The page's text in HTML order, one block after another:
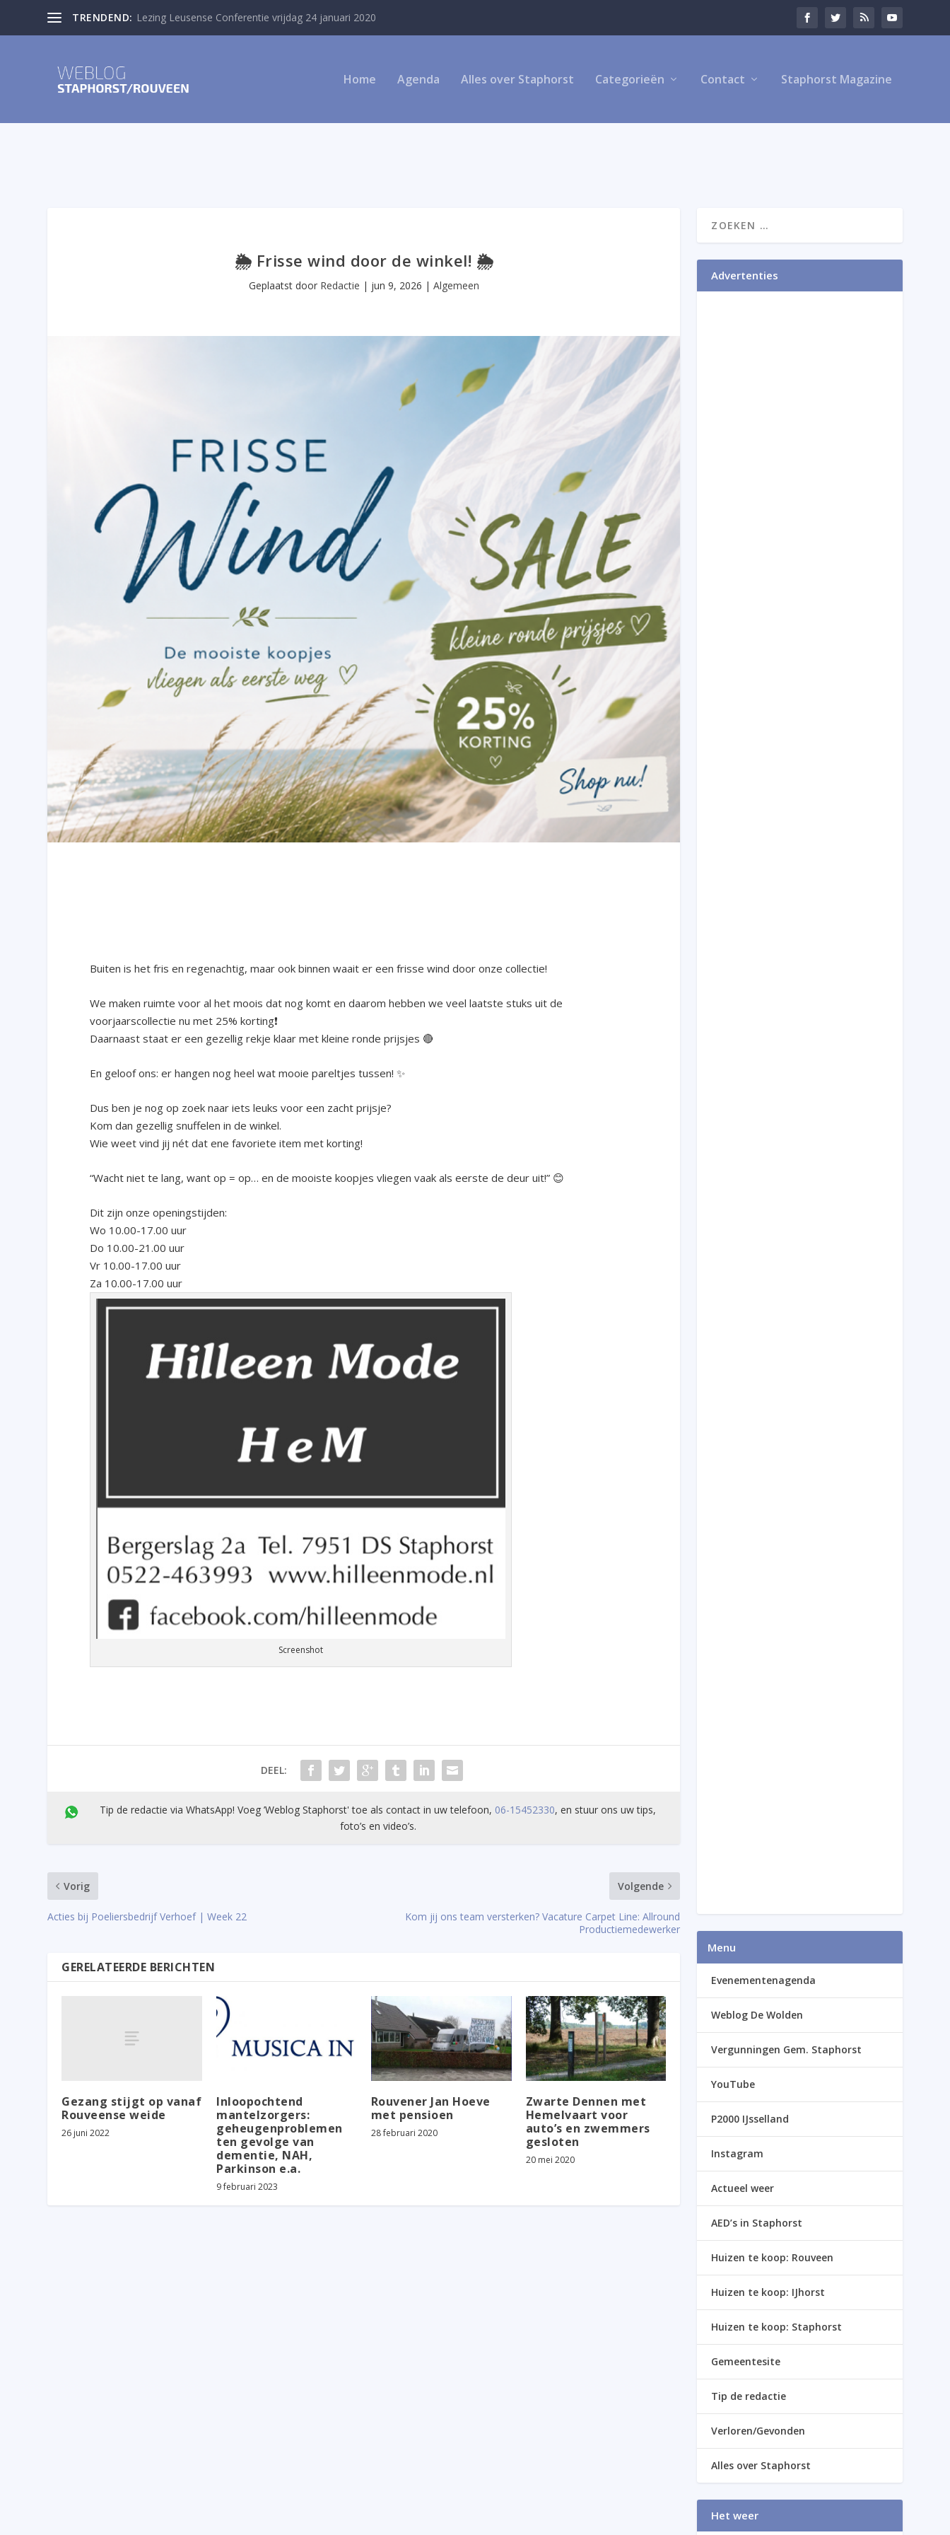
TRENDEND: Lezing Leusense Conferentie vrijdag 24 januari 2020
Home Agenda Alles over Staphorst Categorieën Contact Staphorst Magazine
🌦️ Frisse wind door de winkel! 🌦️
Geplaatst door Redactie | jun 9, 2026 | Algemeen
Buiten is het fris en regenachtig, maar ook binnen waait er een frisse wind door onze collectie!
We maken ruimte voor al het moois dat nog komt en daarom hebben we veel laatste stuks uit de
voorjaarscollectie nu met 25% korting❗️
Daarnaast staat er een gezellig rekje klaar met kleine ronde prijsjes 🔴
En geloof ons: er hangen nog heel wat mooie pareltjes tussen! ✨
Dus ben je nog op zoek naar iets leuks voor een zacht prijsje?
Kom dan gezellig snuffelen in de winkel.
Wie weet vind jij nét dat ene favoriete item met korting!
“Wacht niet te lang, want op = op… en de mooiste koopjes vliegen vaak als eerste de deur uit!” 😊
Dit zijn onze openingstijden:
Wo 10.00-17.00 uur
Do 10.00-21.00 uur
Vr 10.00-17.00 uur
Za 10.00-17.00 uur
Screenshot
DEEL:
Tip de redactie via WhatsApp! Voeg ’Weblog Staphorst' toe als contact in uw telefoon, 06-15452330, en stuur ons uw tips,
foto’s en video’s.
Vorig
Acties bij Poeliersbedrijf Verhoef | Week 22
Volgende
Kom jij ons team versterken? Vacature Carpet Line: Allround
Productiemedewerker
GERELATEERDE BERICHTEN
Gezang stijgt op vanaf
Rouveense weide
26 juni 2022
Inloopochtend
mantelzorgers:
geheugenproblemen
ten gevolge van
dementie, NAH,
Parkinson e.a.
9 februari 2023
Rouvener Jan Hoeve
met pensioen
28 februari 2020
Zwarte Dennen met
Hemelvaart voor
auto’s en zwemmers
gesloten
20 mei 2020
Advertenties
Menu
Evenementenagenda
Weblog De Wolden
Vergunningen Gem. Staphorst
YouTube
P2000 IJsselland
Instagram
Actueel weer
AED’s in Staphorst
Huizen te koop: Rouveen
Huizen te koop: IJhorst
Huizen te koop: Staphorst
Gemeentesite
Tip de redactie
Verloren/Gevonden
Alles over Staphorst
Het weer